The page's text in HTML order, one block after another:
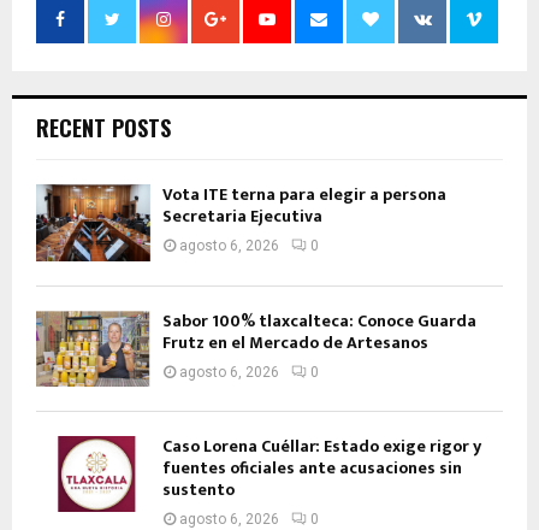
RECENT POSTS
Vota ITE terna para elegir a persona
Secretaria Ejecutiva
agosto 6, 2026 0
Sabor 100% tlaxcalteca: Conoce Guarda
Frutz en el Mercado de Artesanos
agosto 6, 2026 0
Caso Lorena Cuéllar: Estado exige rigor y
fuentes oficiales ante acusaciones sin
sustento
agosto 6, 2026 0